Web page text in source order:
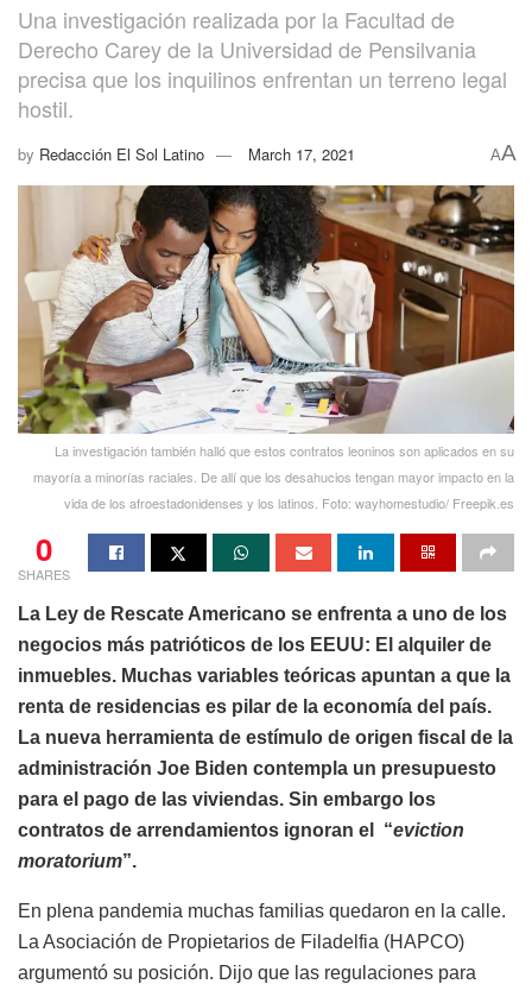
Una investigación realizada por la Facultad de
Derecho Carey de la Universidad de Pensilvania
precisa que los inquilinos enfrentan un terreno legal
hostil.
by Redacción El Sol Latino March 17, 2021 AA
La investigación también halló que estos contratos leoninos son aplicados en su
mayoría a minorías raciales. De allí que los desahucios tengan mayor impacto en la
vida de los afroestadonidenses y los latinos. Foto: wayhomestudio/ Freepik.es
0
SHARES
La Ley de Rescate Americano se enfrenta a uno de los
negocios más patrióticos de los EEUU: El alquiler de
inmuebles. Muchas variables teóricas apuntan a que la
renta de residencias es pilar de la economía del país.
La nueva herramienta de estímulo de origen fiscal de la
administración Joe Biden contempla un presupuesto
para el pago de las viviendas. Sin embargo los
contratos de arrendamientos ignoran el “eviction
moratorium”.
En plena pandemia muchas familias quedaron en la calle.
La Asociación de Propietarios de Filadelfia (HAPCO)
argumentó su posición. Dijo que las regulaciones para